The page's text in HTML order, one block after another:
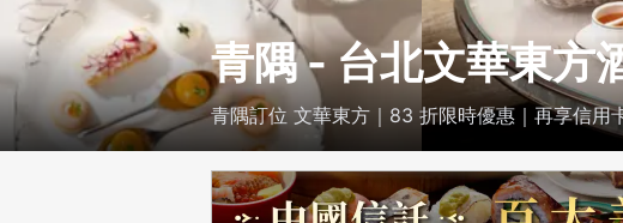
青隅 - 台北文華東方
青隅訂位 文華東方｜83 折限時優惠｜再享信用